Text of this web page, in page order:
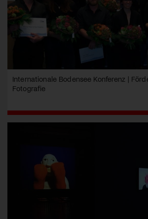
Internationale Bodensee Konferenz |
Fotografie